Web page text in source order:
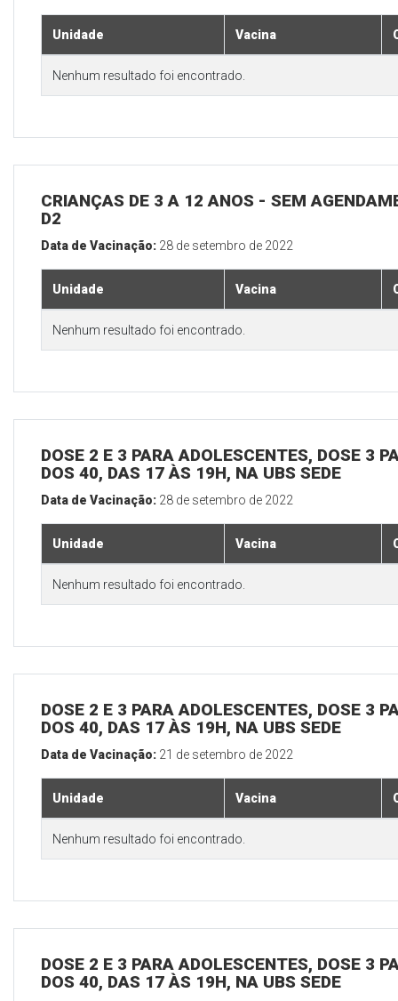
Unidade Vacina
Nenhum resultado foi encontrado.
CRIANÇAS DE 3 A 12 ANOS - SEM
D2
Data de Vacinação: 28 de setembro de 2022
Unidade Vacina
Nenhum resultado foi encontrado.
DOSE 2 E 3 PARA ADOLESCENTES, DOSE 3
DOS 40, DAS 17 ÀS 19H, NA UBS SEDE
Data de Vacinação: 28 de setembro de 2022
Unidade Vacina
Nenhum resultado foi encontrado.
DOSE 2 E 3 PARA ADOLESCENTES, DOSE 3
DOS 40, DAS 17 ÀS 19H, NA UBS SEDE
Data de Vacinação: 21 de setembro de 2022
Unidade Vacina
Nenhum resultado foi encontrado.
DOSE 2 E 3 PARA ADOLESCENTES, DOSE 3
DOS 40, DAS 17 ÀS 19H, NA UBS SEDE